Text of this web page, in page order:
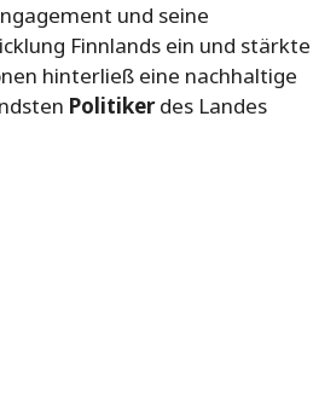
und seine
Finnlands ein und stärkte
hinterließ eine nachhaltige
Politikerdes Landes